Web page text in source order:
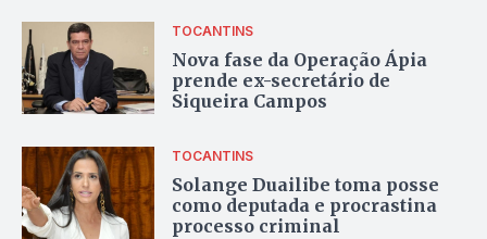
TOCANTINS
Nova fase da Operação Ápia
prende ex-secretário de
Siqueira Campos
TOCANTINS
Solange Duailibe toma posse
como deputada e procrastina
processo criminal